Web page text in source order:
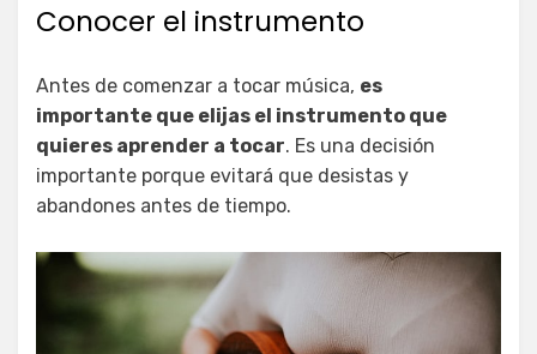
Conocer el instrumento
Antes de comenzar a tocar música, es
importante que elijas el instrumento que
quieres aprender a tocar. Es una decisión
importante porque evitará que desistas y
abandones antes de tiempo.